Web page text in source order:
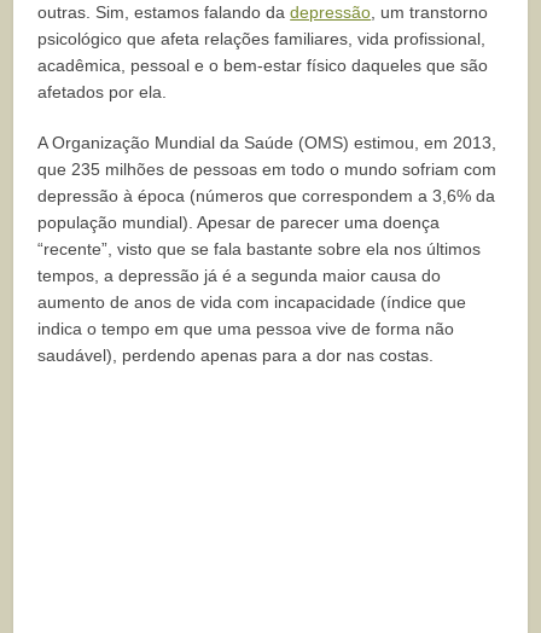
outras. Sim, estamos falando dadepressão , um transtorno
psicológico que afeta relações familiares, vida profissional,
acadêmica, pessoal e o bem-estar físico daqueles que são
afetados por ela.
A Organização Mundial da Saúde (OMS) estimou, em 2013,
que 235 milhões de pessoas em todo o mundo sofriam com
depressão à época (números que correspondem a 3,6% da
população mundial). Apesar de parecer uma doença
“recente”, visto que se fala bastante sobre ela nos últimos
tempos, a depressão já é a segunda maior causa do
aumento de anos de vida com incapacidade (índice que
indica o tempo em que uma pessoa vive de forma não
saudável), perdendo apenas para a dor nas costas.